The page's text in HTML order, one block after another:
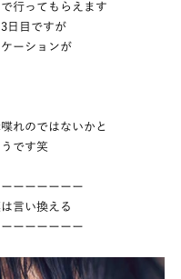
行ってもらえます
日目ですが
ーションが
れのではないかと
です笑
ーーーーーー
言い換える
ーーーーーー